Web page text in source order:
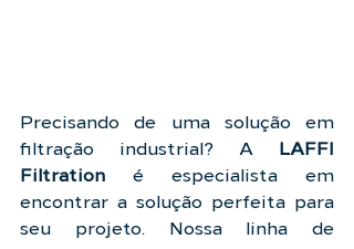
Precisando de uma solução em
filtração industrial? A LAFFI
Filtration é especialista em
encontrar a solução perfeita para
seu projeto. Nossa linha de